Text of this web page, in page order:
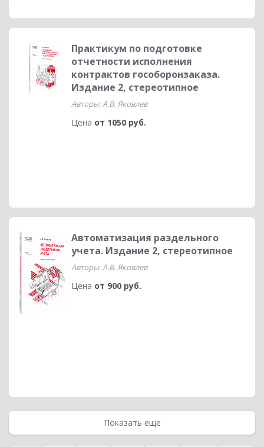
Практикум по подготовке
отчетности исполнения
контрактов гособоронзаказа.
Издание 2, стереотипное
Авторы: А.В. Яковлев
Цена от 1050 руб.
Автоматизация раздельного
учета. Издание 2, стереотипное
Авторы: А.В. Яковлев
Цена от 900 руб.
Показать еще